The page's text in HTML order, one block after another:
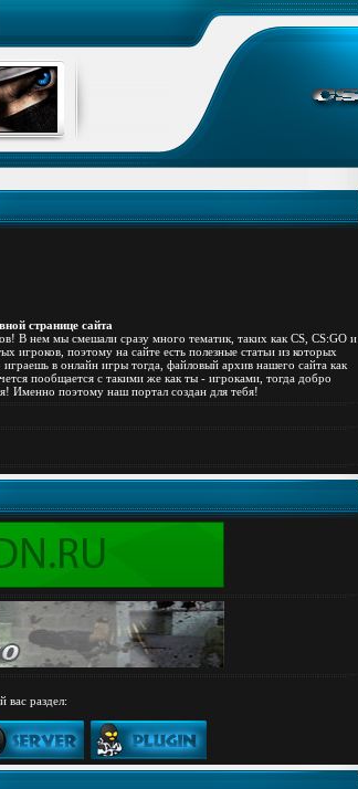
странице сайта
В нем мы смешали сразу много тематик, таких как CS, CS:GO и
игроков, поэтому на сайте есть полезные статьи из которых
в онлайн игры тогда, файловый архив нашего сайта как
пообщается с такими же как ты - игроками, тогда добро
Именно поэтому наш портал создан для тебя!
раздел: